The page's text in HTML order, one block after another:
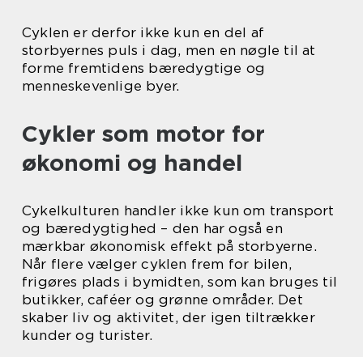
Cyklen er derfor ikke kun en del af
storbyernes puls i dag, men en nøgle til at
forme fremtidens bæredygtige og
menneskevenlige byer.
Cykler som motor for
økonomi og handel
Cykelkulturen handler ikke kun om transport
og bæredygtighed – den har også en
mærkbar økonomisk effekt på storbyerne.
Når flere vælger cyklen frem for bilen,
frigøres plads i bymidten, som kan bruges til
butikker, caféer og grønne områder. Det
skaber liv og aktivitet, der igen tiltrækker
kunder og turister.